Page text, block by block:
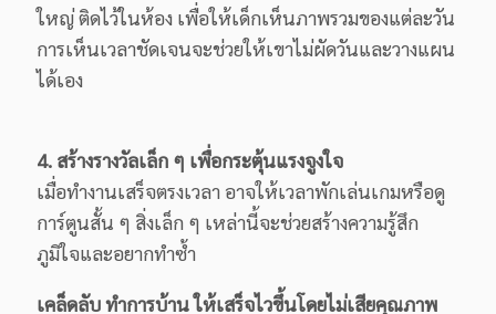
ใหญ่ ติดไว้ในห้อง เพื่อให้เด็กเห็นภาพรวมของแต่ละวัน
การเห็นเวลาชัดเจนจะช่วยให้เขาไม่ผัดวันและวางแผน
ได้เอง
4. สร้างรางวัลเล็ก ๆ เพื่อกระตุ้นแรงจูงใจ
เมื่อทำงานเสร็จตรงเวลา อาจให้เวลาพักเล่นเกมหรือดู
การ์ตูนสั้น ๆ สิ่งเล็ก ๆ เหล่านี้จะช่วยสร้างความรู้สึก
ภูมิใจและอยากทำซ้ำ
เคล็ดลับ ทำการบ้าน ให้เสร็จไวขึ้นโดยไม่เสียคุณภาพ